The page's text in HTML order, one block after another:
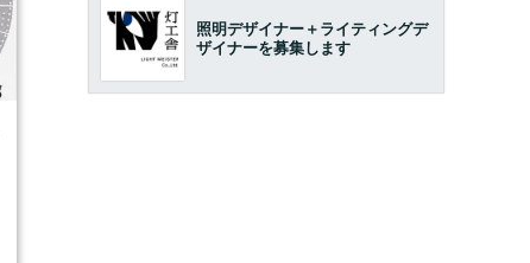
照明デザイナー＋ライティングデ
ザイナーを募集します